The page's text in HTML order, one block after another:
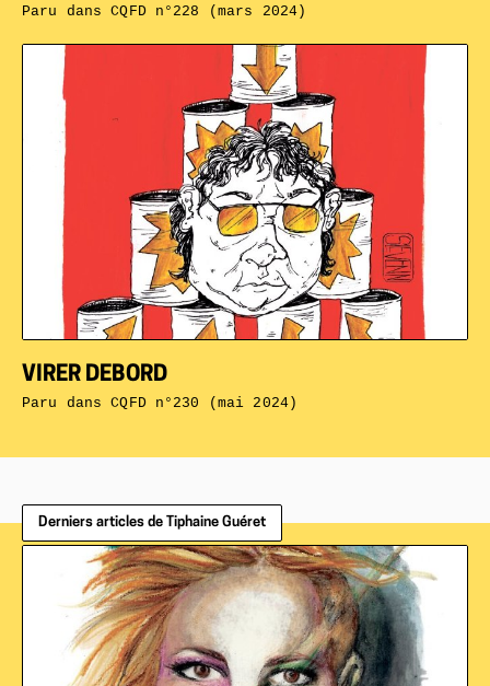
VIRER DEBORD
Paru dansCQFD n°230 (mai 2024)
Paru dansCQFD n°228 (mars 2024)
Derniers articles de Tiphaine Guéret